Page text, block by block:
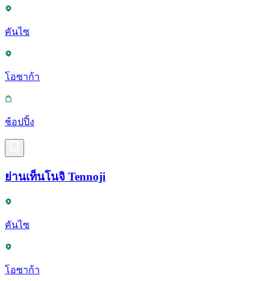
คันไซ
โอซาก้า
ช้อปปิ้ง
ย่านเท็นโนจิ Tennoji
คันไซ
โอซาก้า